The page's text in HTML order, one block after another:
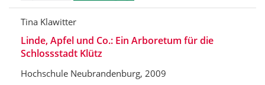
Tina Klawitter
Linde, Apfel und Co.: Ein Arboretum für die
Schlossstadt Klütz
Hochschule Neubrandenburg, 2009